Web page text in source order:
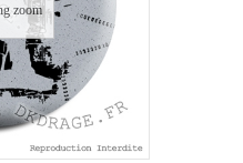
zoom